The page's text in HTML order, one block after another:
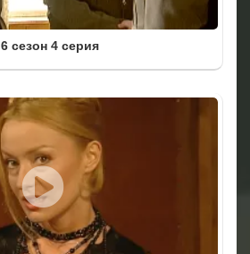
6 сезон 4 серия